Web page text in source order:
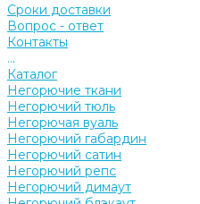
Сроки доставки
Вопрос - ответ
Контакты
...
Каталог
Негорючие ткани
Негорючий тюль
Негорючая вуаль
Негорючий габардин
Негорючий сатин
Негорючий репс
Негорючий димаут